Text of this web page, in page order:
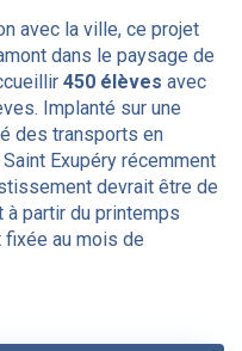
avec la ville, ce projet
dans le paysage de
450 élèves avec
Implanté sur une
des transports en
Exupéry récemment
devrait être de
à partir du printemps
fixée au mois de